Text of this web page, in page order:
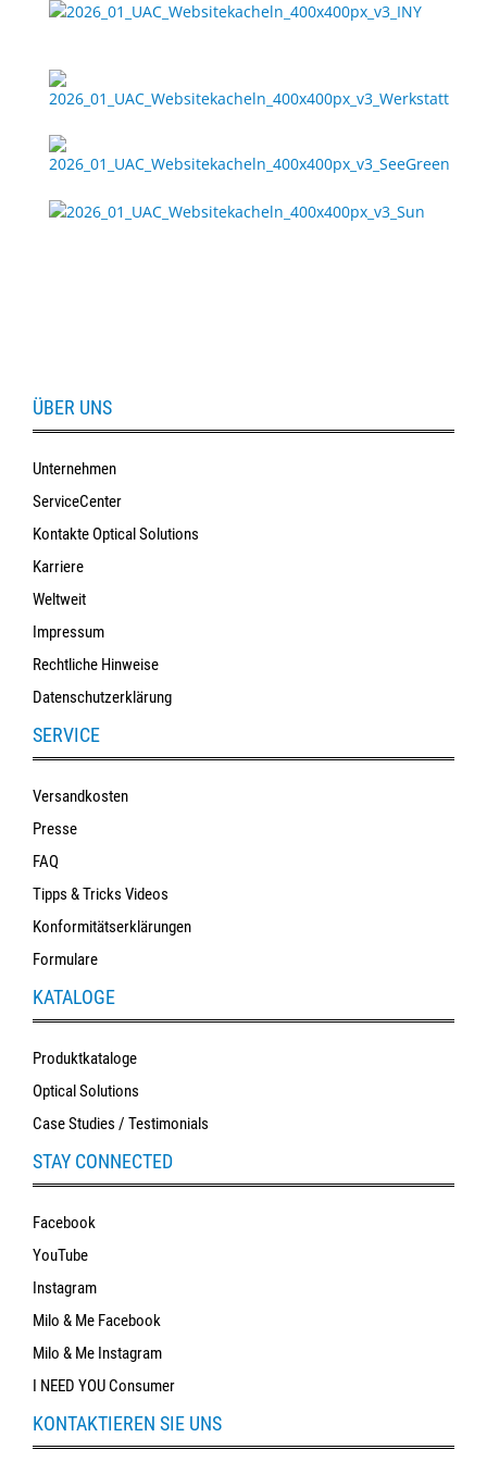
Sonne
Milo
JustMILO
SALE
ÜBER UNS
Unternehmen
ServiceCenter
Kontakte Optical Solutions
Karriere
Weltweit
Impressum
Rechtliche Hinweise
Datenschutzerklärung
SERVICE
Versandkosten
Presse
FAQ
Tipps & Tricks Videos
Konformitätserklärungen
Formulare
KATALOGE
Produktkataloge
Optical Solutions
Case Studies / Testimonials
STAY CONNECTED
Facebook
YouTube
Instagram
Milo & Me Facebook
Milo & Me Instagram
I NEED YOU Consumer
KONTAKTIEREN SIE UNS